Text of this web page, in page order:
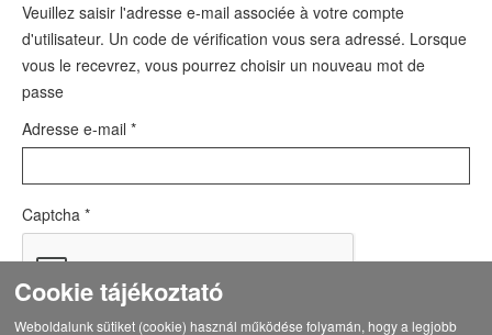
Veuillez saisir l'adresse e-mail associée à votre compte
d'utilisateur. Un code de vérification vous sera adressé. Lorsque
vous le recevrez, vous pourrez choisir un nouveau mot de
passe
Adresse e-mail *
Captcha *
Cookie tájékoztató
Weboldalunk sütiket (cookie) használ működése folyamán, hogy a legjobb